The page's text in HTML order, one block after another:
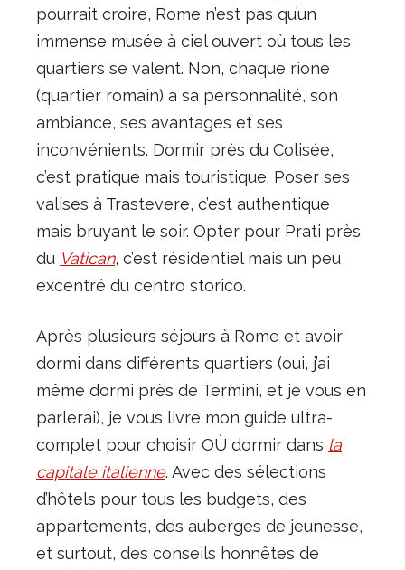
pourrait croire, Rome n’est pas qu’un
immense musée à ciel ouvert où tous les
quartiers se valent. Non, chaque rione
(quartier romain) a sa personnalité, son
ambiance, ses avantages et ses
inconvénients. Dormir près du Colisée,
c’est pratique mais touristique. Poser ses
valises à Trastevere, c’est authentique
mais bruyant le soir. Opter pour Prati près
du Vatican, c’est résidentiel mais un peu
excentré du centro storico.
Après plusieurs séjours à Rome et avoir
dormi dans différents quartiers (oui, j’ai
même dormi près de Termini, et je vous en
parlerai), je vous livre mon guide ultra-
complet pour choisir OÙ dormir dans la
capitale italienne. Avec des sélections
d’hôtels pour tous les budgets, des
appartements, des auberges de jeunesse,
et surtout, des conseils honnêtes de